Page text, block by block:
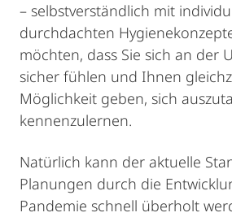
– selbstverständlich mit
durchdachten
möchten, dass Sie sich an der
sicher fühlen und Ihnen
Möglichkeit geben, sich
kennenzulernen.
Natürlich kann der aktuelle
Planungen durch die
Pandemie schnell überholt